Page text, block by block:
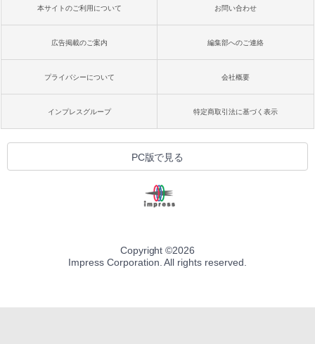
本サイトのご利用について お問い合わせ
広告掲載のご案内 編集部へのご連絡
プライバシーについて 会社概要
インプレスグループ 特定商取引法に基づく表示
PC版で見る
Copyright ©2026
Impress Corporation. All rights reserved.